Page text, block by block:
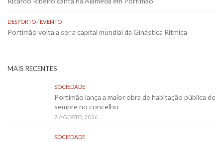
DESPORTO/EVENTO
Portimão volta a ser a capital mundial da Ginástica Rítmica
MAIS RECENTES
SOCIEDADE
Portimão lança a maior obra de habitação pública de
sempre no concelho
7 AGOSTO, 2026
SOCIEDADE